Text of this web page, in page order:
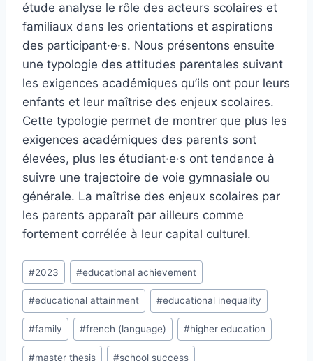
étude analyse le rôle des acteurs scolaires et
familiaux dans les orientations et aspirations
des participant·e·s. Nous présentons ensuite
une typologie des attitudes parentales suivant
les exigences académiques qu’ils ont pour leurs
enfants et leur maîtrise des enjeux scolaires.
Cette typologie permet de montrer que plus les
exigences académiques des parents sont
élevées, plus les étudiant·e·s ont tendance à
suivre une trajectoire de voie gymnasiale ou
générale. La maîtrise des enjeux scolaires par
les parents apparaît par ailleurs comme
fortement corrélée à leur capital culturel.
Post
Tags:
#2023 #educational achievement
#educational attainment #educational inequality
#family #french (language) #higher education
#master thesis #school success